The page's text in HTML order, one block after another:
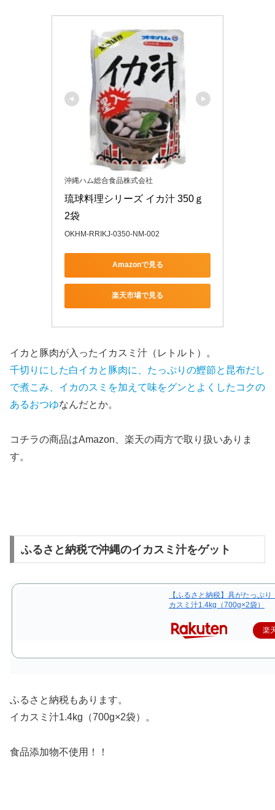
沖縄ハム総合食品株式会社
琉球料理シリーズ イカ汁 350ｇ
2袋
OKHM-RRIKJ-0350-NM-002
Amazonで見る
楽天市場で見る
イカと豚肉が入ったイカスミ汁（レトルト）。
千切りにした白イカと豚肉に、たっぷりの鰹節と昆布だし
で煮こみ、イカのスミを加えて味をグンとよくしたコクの
あるおつゆなんだとか。
コチラの商品はAmazon、楽天の両方で取り扱いありま
す。
ふるさと納税で沖縄のイカスミ汁をゲット
【ふるさと納税】具がたっぷ
カスミ汁1.4kg（700g×2袋）
楽
ふるさと納税もあります。
イカスミ汁1.4kg（700g×2袋）
。
食品添加物不使用！！